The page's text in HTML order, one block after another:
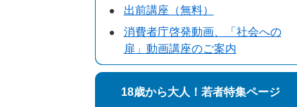
出前講座（無料）
消費者庁啓発動画、「社会への
扉」動画講座のご案内
18歳から大人！若者特集ページ